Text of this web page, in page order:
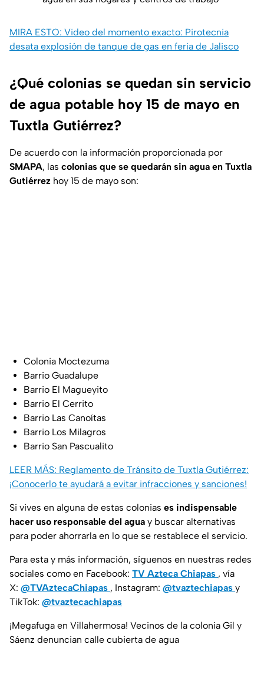
MIRA ESTO: Video del momento exacto: Pirotecnia
desata explosión de tanque de gas en feria de Jalisco
¿Qué colonias se quedan sin servicio
de agua potable hoy 15 de mayo en
Tuxtla Gutiérrez?
De acuerdo con la información proporcionada por
SMAPA, las colonias que se quedarán sin agua en Tuxtla
Gutiérrez hoy 15 de mayo son:
Colonia Moctezuma
Barrio Guadalupe
Barrio El Magueyito
Barrio El Cerrito
Barrio Las Canoítas
Barrio Los Milagros
Barrio San Pascualito
LEER MÁS: Reglamento de Tránsito de Tuxtla Gutiérrez:
¡Conocerlo te ayudará a evitar infracciones y sanciones!
Si vives en alguna de estas colonias es indispensable
hacer uso responsable del agua y buscar alternativas
para poder ahorrarla en lo que se restablece el servicio.
Para esta y más información, síguenos en nuestras redes
sociales como en Facebook: TV Azteca Chiapas , vía
X: @TVAztecaChiapas , Instagram: @tvaztechiapas y
TikTok: @tvaztecachiapas
¡Megafuga en Villahermosa! Vecinos de la colonia Gil y
Sáenz denuncian calle cubierta de agua